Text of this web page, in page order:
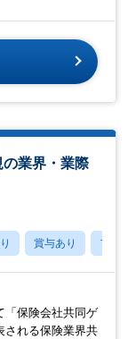
の業界・業際
賞与あり フレッ
「保険会社共同ゲ
される保険業界共